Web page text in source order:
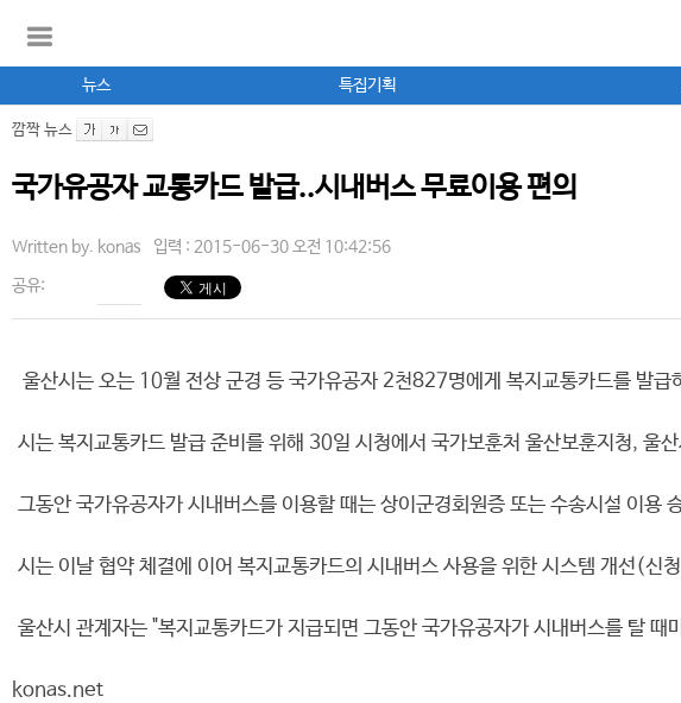
뉴스 특집기획
깜짝 뉴스
국가유공자 교통카드 발급..시내버스 무료이용 편의
Written by. konas 입력 : 2015-06-30 오전 10:42:56
공유:
울산시는 오는 10월 전상 군경 등 국가유공자 2천827명에게 복지교통카드를 발
시는 복지교통카드 발급 준비를 위해 30일 시청에서 국가보훈처 울산보훈지청, 울
그동안 국가유공자가 시내버스를 이용할 때는 상이군경회원증 또는 수송시설 이용
시는 이날 협약 체결에 이어 복지교통카드의 시내버스 사용을 위한 시스템 개선(
울산시 관계자는 "복지교통카드가 지급되면 그동안 국가유공자가 시내버스를 탈
konas.net